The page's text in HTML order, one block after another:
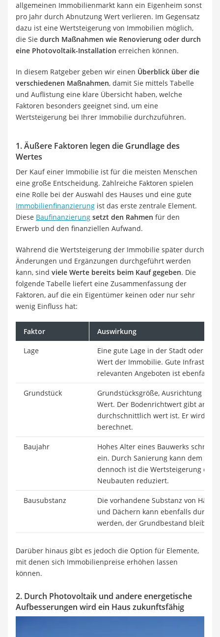
allgemeinen Immobilienmarkt kann ein Eigenheim sonst
pro Jahr durch Abnutzung Wert verlieren. Im Gegensatz
dazu ist eine Wertsteigerung von Immobilien möglich,
die Sie durch Maßnahmen wie Renovierung oder durch
eine Photovoltaik-Installation erreichen können.
In diesem Ratgeber geben wir einen Überblick über die
verschiedenen Maßnahmen, damit Sie mittels Tabelle
und Auflistung eine klare Übersicht haben, welche
Faktoren besonders geeignet sind, um eine
Wertsteigerung bei Ihrer Immobilie durchzuführen.
1. Äußere Faktoren legen die Grundlage des
Wertes
Der Kauf einer Immobilie ist für die meisten Menschen
eine große Entscheidung. Zahlreiche Faktoren spielen
eine Rolle bei der Auswahl des Hauses und eine gute
Immobilienfinanzierung ist das erste zentrale Element.
Diese Baufinanzierung setzt den Rahmen für den
Erwerb und den finanziellen Aufwand.
Während die Wertsteigerung der Immobilie später durch
Änderungen und Ergänzungen durchgeführt werden
kann, sind viele Werte bereits beim Kauf gegeben. Die
folgende Tabelle liefert eine Zusammenfassung der
Faktoren, auf die ein Eigentümer keinen oder nur sehr
wenig Einfluss hat:
Faktor Auswirkung
Lage
Eine gute Lage in der Stadt oder
Wert der Immobilie. Gute
relevanten Angeboten ist ebenfalls
Grundstück
Grundstücksgröße, Ausrichtung
Wert. Der Bodenrichtwert gibt an,
durchschnittlich wert ist. Er wird
berechnet.
Baujahr
Hohes Alter eines Bauwerks
ein. Durch Sanierung kann dem
dennoch ist die Wertsteigerung der
Neubauten reduziert.
Bausubstanz
Die vorhandene Substanz von
und Dächern kann ebenfalls durch
werden, der Grundbestand bleibt
Darüber hinaus gibt es jedoch die Option für Elemente,
mit denen sich Immobilienpreise erhöhen lassen
können.
2. Durch Photovoltaik und andere energetische
Aufbesserungen wird ein Haus zukunftsfähig